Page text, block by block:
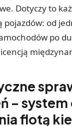
Dotyczy to
pojazdów: od
po
– system
flotą